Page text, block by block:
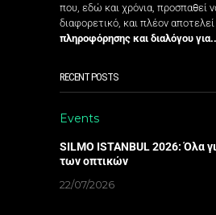
που, εδώ και χρόνια, προσπαθεί
διαφορετικό, και πλέον αποτελεί
πληροφόρησης και διαλόγου
RECENT POSTS
Events
SILMO ISTANBUL 2026: Όλα
των οπτικών
22/07/2026